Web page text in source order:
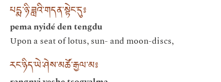
པདྨ་ཉི་ཟླའི་གདན་སྟེང་དུ༔
pema nyidé den tengdu
Upon a seat of lotus, sun- and moon-discs,
རང་ཉིད་ཡེ་ཤེས་མཚོ་རྒྱལ་མ༔